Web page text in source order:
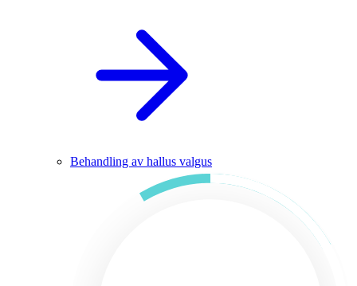
Behandling av hallus valgus